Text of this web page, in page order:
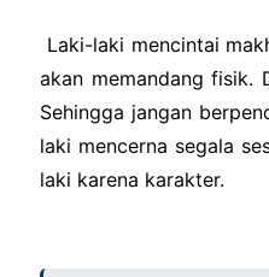
Laki-laki mencintai
akan memandang fisik.
Sehingga jangan
laki mencerna segala
laki karena karakter.